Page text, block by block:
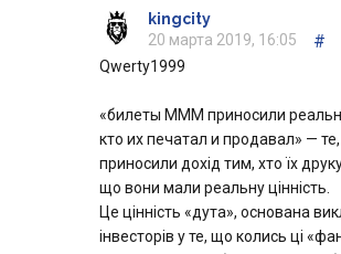
kingcity
20 марта 2019, 16:05
#
Qwerty1999
«билеты МММ приносили
кто их печатал и продавал» —
приносили дохід тим, хто їх
що вони мали реальну цінність.
Це цінність «дута», основана
інвесторів у те, що колись ці